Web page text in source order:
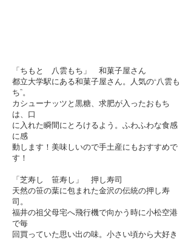
「ちもと 八雲もち」 和菓子屋さん
都立大学駅にある和菓子屋さん。人気の“八雲も
ち”。
カシューナッツと黒糖、 求肥が入ったおもち
は、口
に入れた瞬間にとろけるよう。 ふわふわな食感
に感
動します！美味しいので手土産にもおすすめで
す！
「芝寿し 笹寿し」 押し寿司
天然の笹の葉に包まれた金沢の伝統の押し寿
司。
福井の祖父母宅へ飛行機で向かう時に小松空港
で毎
回買っていた思い出の味。小さい頃から大好き